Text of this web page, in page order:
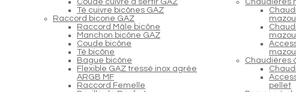
Té cuivre bicônes GAZ
Raccord bicone GAZ
Raccord Mâle bicône
Manchon bicône GAZ
Coude bicône
Té bicône
Bague bicône
Flexible GAZ tressé inox agrée
ARGB MF
Raccord Femelle
Chaudières
pellet